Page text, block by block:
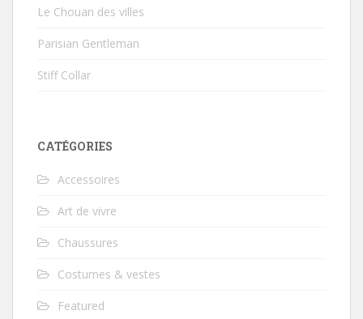
Le Chouan des villes
Parisian Gentleman
Stiff Collar
CATÉGORIES
Accessoires
Art de vivre
Chaussures
Costumes & vestes
Featured